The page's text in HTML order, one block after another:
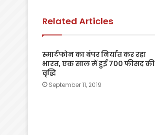
o
k
p
Related Articles
स्मार्टफोन का बंपर निर्यात कर रहा
भारत, एक साल में हुई 700 फीसद की
वृद्धि
September 11, 2019